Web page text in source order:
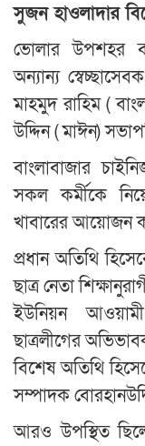
সুজন হাওলাদার
ভোলার উপশহর
অন্যান্য
মাহমুদ রাহিম (
উদ্দিন ( মাঈন)
বাংলাবাজার
সকল কর্মীকে
খাবারের আয়োজন
প্রধান অতিথি
ছাত্র নেতা
ইউনিয়ন
ছাত্রলীগের
বিশেষ অতিথি
সম্পাদক
আরও উপস্থিত